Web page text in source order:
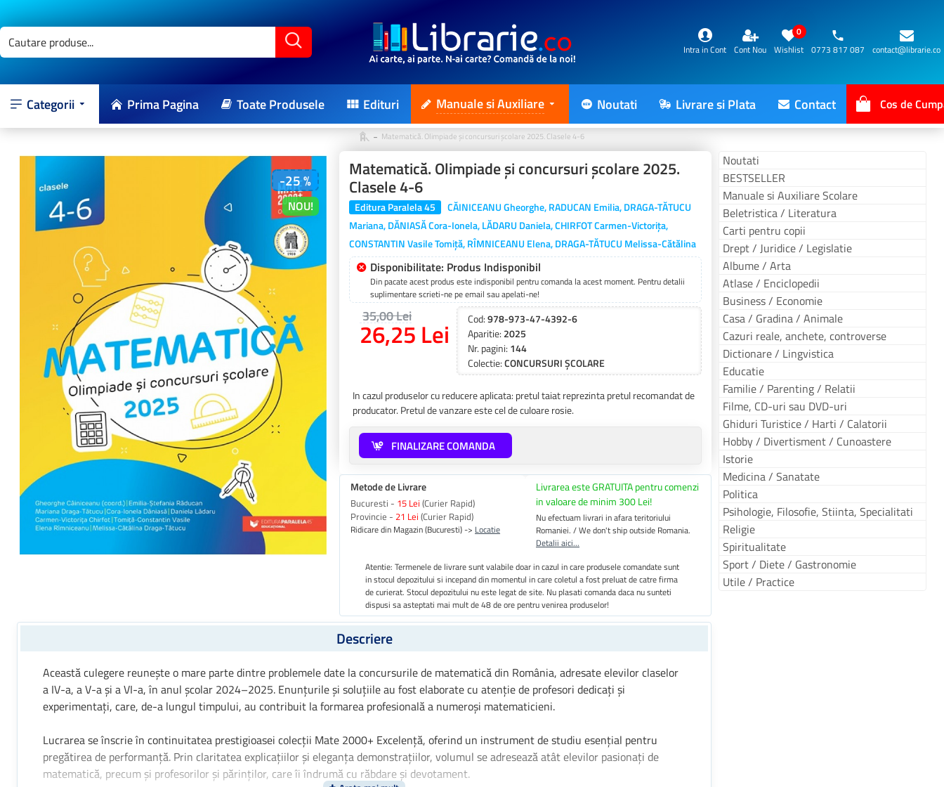
Intra in Cont Cont Nou Wishlist
0
0773 817 087
contact@librarie.co
Categorii Prima Pagina Toate Produsele Edituri Manuale si Auxiliare Noutati Livrare si Plata Contact Cos de
Matematică. Olimpiade şi concursuri şcolare 2025. Clasele 4-6
NOU!
-25 % Matematică. Olimpiade şi concursuri şcolare 2025.
Clasele 4-6
Editura Paralela 45
CĂINICEANU Gheorghe, RADUCAN Emilia, DRAGA-TĂTUCU
Mariana, DĂNIASĂ Cora-Ionela, LĂDARU Daniela, CHIRFOT Carmen-Victorița,
CONSTANTIN Vasile Tomiță, RÎMNICEANU Elena, DRAGA-TĂTUCU Melissa-Cătălina
Disponibilitate: Produs Indisponibil
Din pacate acest produs este indisponibil pentru comanda la acest moment. Pentru detalii
suplimentare scrieti-ne pe email sau apelati-ne!
26,25 Lei
35,00 Lei Cod:978-973-47-4392-6
Aparitie: 2025
Nr. pagini: 144
Colectie:CONCURSURI ȘCOLARE
FINALIZARE COMANDA
In cazul produselor cu reducere aplicata: pretul taiat reprezinta pretul recomandat de
producator. Pretul de vanzare este cel de culoare rosie.
Metode de Livrare
Bucuresti - 15 Lei (Curier Rapid)
Provincie -21 Lei (Curier Rapid)
Ridicare din Magazin (Bucuresti) -> Locatie
Livrarea este GRATUITA pentru comenzi
in valoare de minim 300 Lei!
Nu efectuam livrari in afara teritoriului
Romaniei. / We don't ship outside Romania.
Detalii aici...
Atentie: Termenele de livrare sunt valabile doar in cazul in care produsele comandate sunt
in stocul depozitului si incepand din momentul in care coletul a fost preluat de catre firma
de curierat. Stocul depozitului nu este legat de site. Nu plasati comanda daca nu sunteti
dispusi sa asteptati mai mult de 48 de ore pentru venirea produselor!
Descriere
Această culegere reunește o mare parte dintre problemele date la concursurile de matematică din România, adresate elevilor claselor
a IV-a, a V-a și a VI-a, în anul școlar 2024–2025. Enunțurile și soluțiile au fost elaborate cu atenție de profesori dedicați și
experimentați, care, de-a lungul timpului, au contribuit la formarea profesională a numeroși matematicieni.
Lucrarea se înscrie în continuitatea prestigioasei colecții Mate 2000+ Excelență, oferind un instrument de studiu esențial pentru
pregătirea de performanță. Prin claritatea explicațiilor și eleganța demonstrațiilor, volumul se adresează atât elevilor pasionați de
matematică, precum și profesorilor și părinților, care îi îndrumă cu răbdare și devotament.
Noutati
BESTSELLER
Manuale si Auxiliare Scolare
Beletristica / Literatura
Carti pentru copii
Drept / Juridice / Legislatie
Albume / Arta
Atlase / Enciclopedii
Business / Economie
Casa / Gradina / Animale
Cazuri reale, anchete, controverse
Dictionare / Lingvistica
Educatie
Familie / Parenting / Relatii
Filme, CD-uri sau DVD-uri
Ghiduri Turistice / Harti / Calatorii
Hobby / Divertisment / Cunoastere
Istorie
Medicina / Sanatate
Politica
Psihologie, Filosofie, Stiinta, Specialitati
Religie
Spiritualitate
Sport / Diete / Gastronomie
Utile / Practice